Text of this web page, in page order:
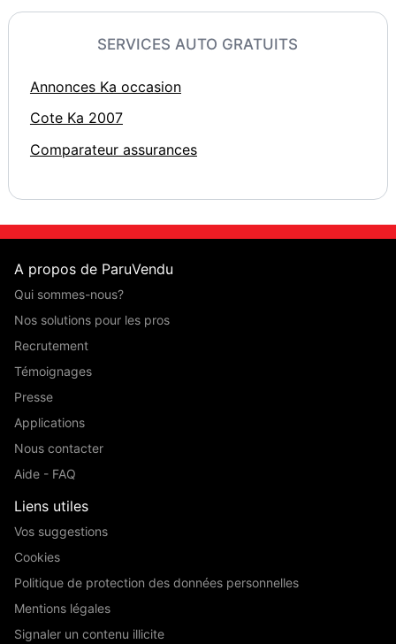
SERVICES AUTO GRATUITS
Annonces Ka occasion
Cote Ka 2007
Comparateur assurances
A propos de ParuVendu
Qui sommes-nous?
Nos solutions pour les pros
Recrutement
Témoignages
Presse
Applications
Nous contacter
Aide - FAQ
Liens utiles
Vos suggestions
Cookies
Politique de protection des données personnelles
Mentions légales
Signaler un contenu illicite